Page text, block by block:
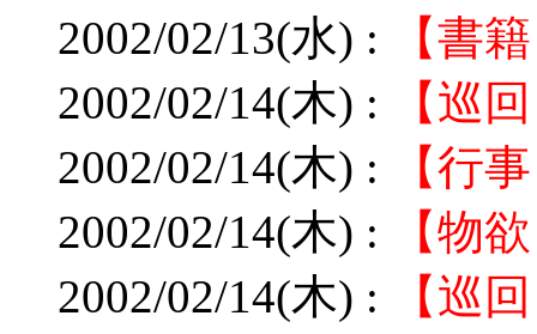
2002/02/13(水) :
【書
2002/02/14(木) :
【巡
2002/02/14(木) :
【行
2002/02/14(木) :
【物
2002/02/14(木) :
【巡